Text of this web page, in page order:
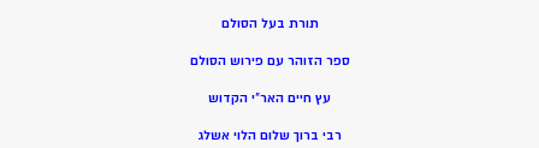
תורת בעל הסולם
ספר הזוהר עם פירוש הסולם
עץ חיים האר”י הקדוש
רבי ברוך שלום הלוי אשלג